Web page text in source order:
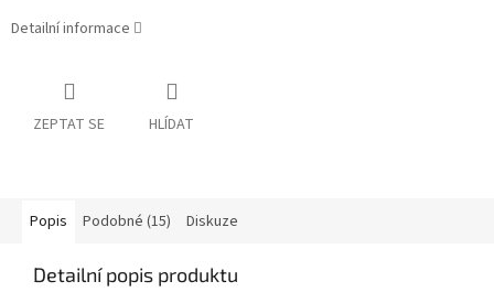
Detailní informace
ZEPTAT SE HLÍDAT
Popis Podobné (15) Diskuze
Detailní popis produktu